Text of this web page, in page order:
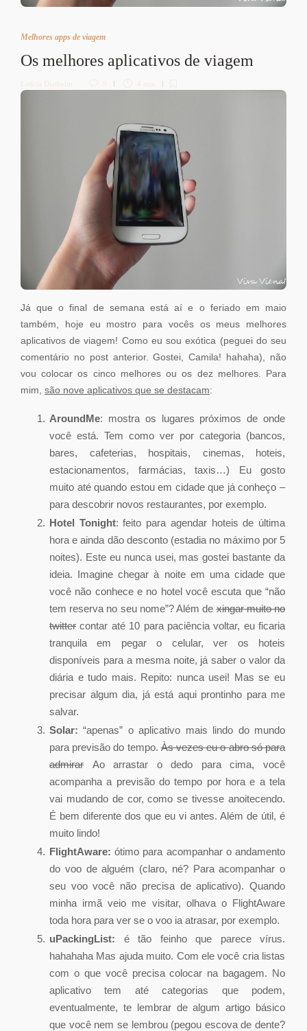
Melhores apps de viagem
Os melhores aplicativos de viagem
Letícia Diethelm 9 4 min
Já que o final de semana está aí e o feriado em maio
também, hoje eu mostro para vocês os meus melhores
aplicativos de viagem! Como eu sou exótica (peguei do seu
comentário no post anterior. Gostei, Camila! hahaha), não
vou colocar os cinco melhores ou os dez melhores. Para
mim, são nove aplicativos que se destacam:
AroundMe: mostra os lugares próximos de onde
você está. Tem como ver por categoria (bancos,
bares, cafeterias, hospitais, cinemas, hoteis,
estacionamentos, farmácias, taxis…) Eu gosto
muito até quando estou em cidade que já conheço –
para descobrir novos restaurantes, por exemplo.
Hotel Tonight: feito para agendar hoteis de última
hora e ainda dão desconto (estadia no máximo por 5
noites). Este eu nunca usei, mas gostei bastante da
ideia. Imagine chegar à noite em uma cidade que
você não conhece e no hotel você escuta que “não
tem reserva no seu nome”? Além dexingar muito no
twitter contar até 10 para paciência voltar, eu ficaria
tranquila em pegar o celular, ver os hoteis
disponíveis para a mesma noite, já saber o valor da
diária e tudo mais. Repito: nunca usei! Mas se eu
precisar algum dia, já está aqui prontinho para me
salvar.
Solar: “apenas” o aplicativo mais lindo do mundo
para previsão do tempo.Às vezes eu o abro só para
admirar Ao arrastar o dedo para cima, você
acompanha a previsão do tempo por hora e a tela
vai mudando de cor, como se tivesse anoitecendo.
É bem diferente dos que eu vi antes. Além de útil, é
muito lindo!
FlightAware: ótimo para acompanhar o andamento
do voo de alguém (claro, né? Para acompanhar o
seu voo você não precisa de aplicativo). Quando
minha irmã veio me visitar, olhava o FlightAware
toda hora para ver se o voo ia atrasar, por exemplo.
uPackingList: é tão feinho que parece vírus.
hahahaha Mas ajuda muito. Com ele você cria listas
com o que você precisa colocar na bagagem. No
aplicativo tem até categorias que podem,
eventualmente, te lembrar de algum artigo básico
que você nem se lembrou (pegou escova de dente?